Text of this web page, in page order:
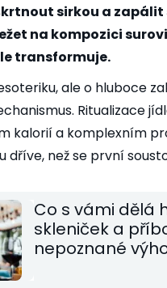
sirkou a
na kompozici
transformuje.
ale o hluboce
Ritualizace
kalorií a komplexním
dříve, než se první
Co s vámi dělá
skleniček a
nepoznané